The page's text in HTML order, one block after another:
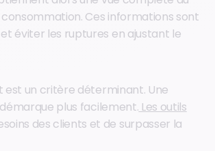
Ces informations sont
éviter les ruptures en ajustant le
est un critère déterminant. Une
plus facilement. Les outils
des clients et de surpasser la